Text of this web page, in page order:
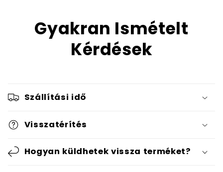
Gyakran Ismételt
Kérdések
Szállítási idő
Visszatérítés
Hogyan küldhetek vissza terméket?